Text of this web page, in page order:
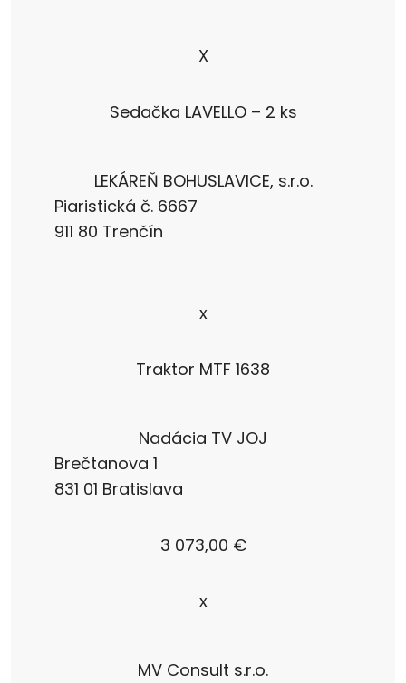
X
Sedačka LAVELLO – 2 ks
LEKÁREŇ BOHUSLAVICE, s.r.o.
Piaristická č. 6667
911 80 Trenčín
x
Traktor MTF 1638
Nadácia TV JOJ
Brečtanova 1
831 01 Bratislava
3 073,00 €
x
MV Consult s.r.o.